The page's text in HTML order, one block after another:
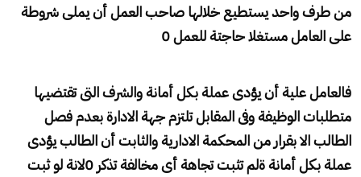
من طرف واحد يستطيع خلالها صاحب العمل أن يملى شروطة
على العامل مستغلا حاجتة للعمل 0
فالعامل علية أن يؤدى عملة بكل أمانة والشرف التى تقتضيها
متطلبات الوظيفة وفى المقابل تلتزم جهة الادارة بعدم فصل
الطالب الا بقرار من المحكمة الادارية والثابت أن الطالب يؤدى
عملة بكل أمانة ةلم تثبت تجاهة أى مخالفة تذكر 0لانة لو ثبت